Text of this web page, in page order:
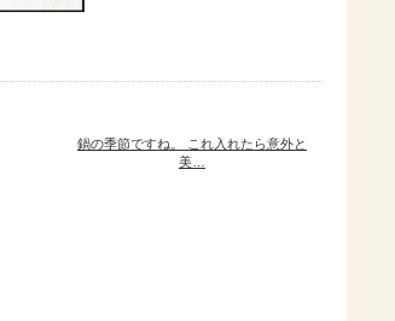
鍋の季節ですね。 これ入れたら意外と
美…